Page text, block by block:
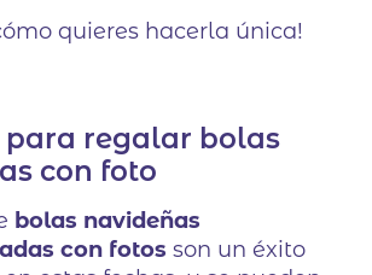
quieres hacerla única!
para regalar bolas
con foto
bolas navideñas
con fotos son un éxito